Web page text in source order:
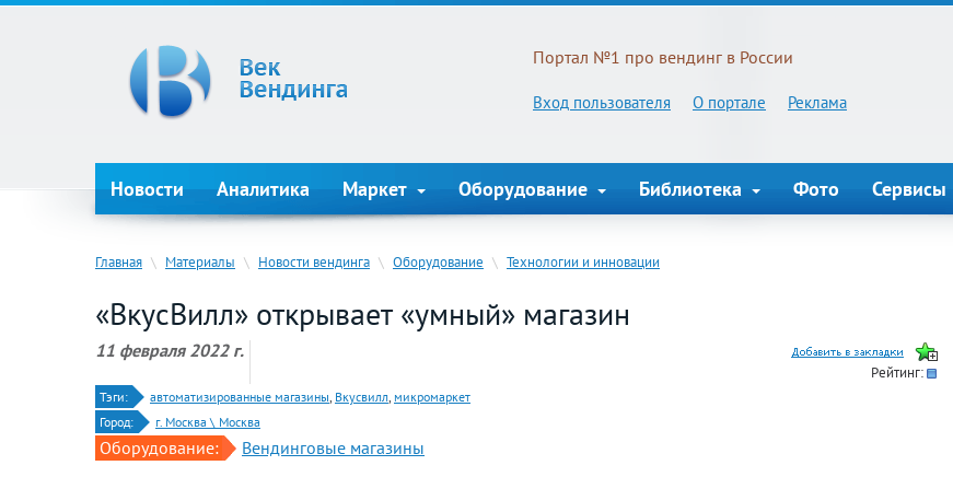
Портал №1 про вендинг в России
Вход пользователя О портале Реклама
Новости Аналитика Маркет Оборудование Библиотека Фото Сервисы
Главная \ Материалы \ Новости вендинга \ Оборудование \ Технологии и инновации
«ВкусВилл» открывает «умный» магазин
11 февраля 2022 г.
Рейтинг:
Тэги: автоматизированные магазины, Вкусвилл, микромаркет
Город:
г. Москва \ Москва
Оборудование: Вендинговые магазины